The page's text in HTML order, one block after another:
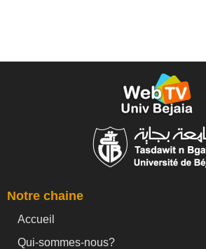
Notre chaine
Accueil
Qui-sommes-nous?